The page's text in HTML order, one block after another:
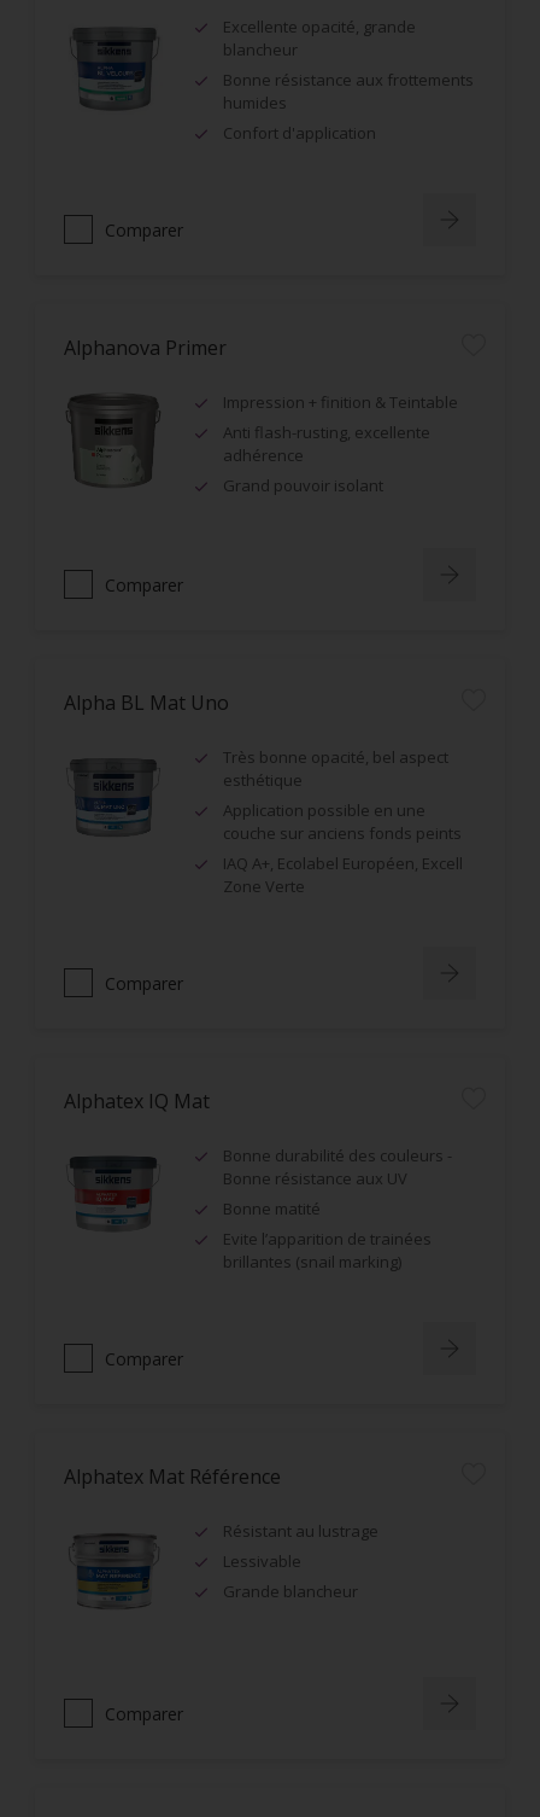
Excellente opacité, grande
blancheur
Bonne résistance aux frottements
humides
Confort d'application
Comparer
Alphanova Primer
Impression + finition & Teintable
Anti flash-rusting, excellente
adhérence
Grand pouvoir isolant
Comparer
Alpha BL Mat Uno
Très bonne opacité, bel aspect
esthétique
Application possible en une
couche sur anciens fonds peints
IAQ A+, Ecolabel Européen, Excell
Zone Verte
Comparer
Alphatex IQ Mat
Bonne durabilité des couleurs -
Bonne résistance aux UV
Bonne matité
Evite l’apparition de trainées
brillantes (snail marking)
Comparer
Alphatex Mat Référence
Résistant au lustrage
Lessivable
Grande blancheur
Comparer